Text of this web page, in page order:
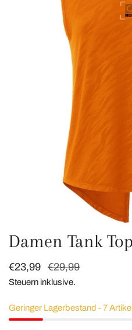
ÖFFNEN SIE
Damen Tank
Verkaufspreis
€23,99
Regulärer
Preis
€29,99
Steuern inklusive.
Geringer Lagerbestand - 7